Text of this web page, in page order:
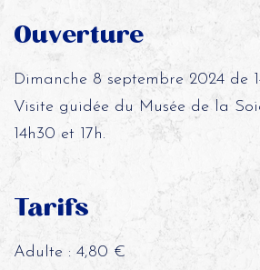
Ouverture
Dimanche 8 septembre 2024 de
Visite guidée du Musée de la
14h30 et 17h.
Tarifs
Adulte : 4,80 €